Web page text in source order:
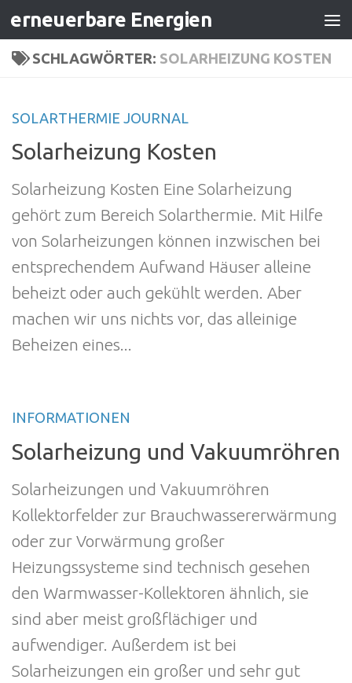
Zum Inhalt springen
erneuerbare Energien
SCHLAGWÖRTER: SOLARHEIZUNG KOSTEN
SOLARTHERMIE JOURNAL
Solarheizung Kosten
Solarheizung Kosten Eine Solarheizung
gehört zum Bereich Solarthermie. Mit Hilfe
von Solarheizungen können inzwischen bei
entsprechendem Aufwand Häuser alleine
beheizt oder auch gekühlt werden. Aber
machen wir uns nichts vor, das alleinige
Beheizen eines...
INFORMATIONEN
Solarheizung und Vakuumröhren
Solarheizungen und Vakuumröhren
Kollektorfelder zur Brauchwassererwärmung
oder zur Vorwärmung großer
Heizungssysteme sind technisch gesehen
den Warmwasser-Kollektoren ähnlich, sie
sind aber meist großflächiger und
aufwendiger. Außerdem ist bei
Solarheizungen ein großer und sehr gut